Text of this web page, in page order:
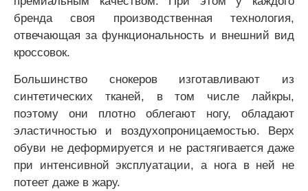
бренда своя производственная технология,
отвечающая за функциональность и внешний вид
кроссовок.
Большинство снокеров изготавливают из
синтетических тканей, в том числе лайкры,
поэтому они плотно облегают ногу, обладают
эластичностью и воздухопроницаемостью. Верх
обуви не деформируется и не растягивается даже
при интенсивной эксплуатации, а нога в ней не
потеет даже в жару.